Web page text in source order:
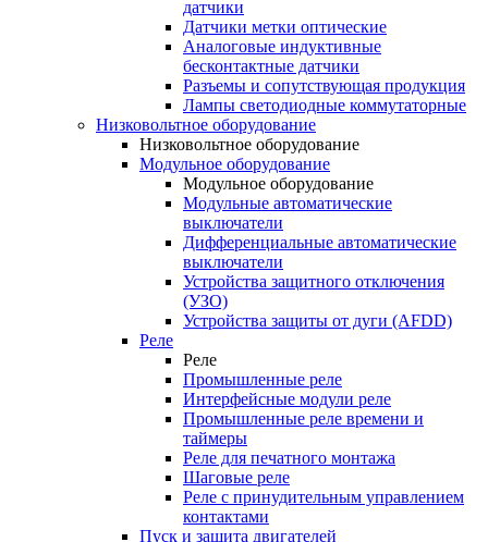
датчики
Датчики метки оптические
Аналоговые индуктивные
бесконтактные датчики
Разъемы и сопутствующая продукция
Лампы светодиодные коммутаторные
Низковольтное оборудование
Низковольтное оборудование
Модульное оборудование
Модульное оборудование
Модульные автоматические
выключатели
Дифференциальные автоматические
выключатели
Устройства защитного отключения
(УЗО)
Устройства защиты от дуги (AFDD)
Реле
Реле
Промышленные реле
Интерфейсные модули реле
Промышленные реле времени и
таймеры
Реле для печатного монтажа
Шаговые реле
Реле с принудительным управлением
контактами
Пуск и защита двигателей